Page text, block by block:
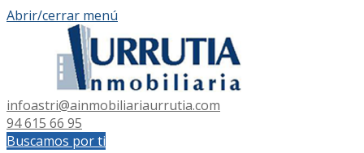
Abrir/cerrar menú
infoastri@ainmobiliariaurrutia.com
94 615 66 95
Buscamos por ti